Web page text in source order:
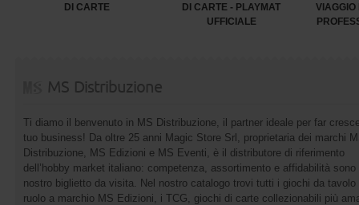
DI CARTE
DI CARTE - PLAYMAT
UFFICIALE
VIAGGIO
MS Distribuzione
Ti diamo il benvenuto in MS Distribuzione, il partner ideale per far
tuo business! Da oltre 25 anni Magic Store Srl, proprietaria dei marchi
Distribuzione, MS Edizioni e MS Eventi, è il distributore di riferimento
dell’hobby market italiano: competenza, assortimento e affidabilità sono
nostro biglietto da visita. Nel nostro catalogo trovi tutti i giochi da tavolo
ruolo a marchio MS Edizioni, i TCG, giochi di carte collezionabili più